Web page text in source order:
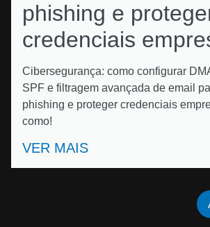
phishing e
credenciais
Cibersegurança: como configurar
SPF e filtragem avançada de email
phishing e proteger credenciais
como!
VER MAIS